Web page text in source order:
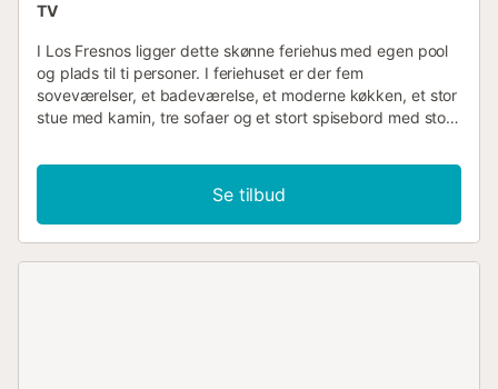
TV
I Los Fresnos ligger dette skønne feriehus med egen pool
og plads til ti personer. I feriehuset er der fem
soveværelser, et badeværelse, et moderne køkken, et stor
stue med kamin, tre sofaer og et stort spisebord med stole
ude på landet, er der ikke drikkevand i hanerne, men ejer
sørger for at der står en flaske mineralvand til jer ved
ankomst. I bor i et skønt landskab med heste og en
spektakulær udsigt over Fatimaslottet. Poolen er omgivet
Se tilbud